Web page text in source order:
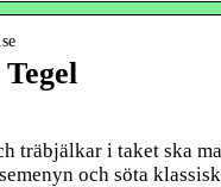
träbjälkar i taket ska
och söta